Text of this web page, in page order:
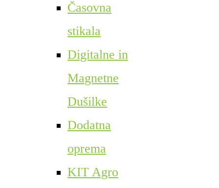
Časovna
stikala
Digitalne in
Magnetne
Dušilke
Dodatna
oprema
KIT Agro